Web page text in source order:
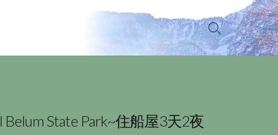
Search
Toggle
State Park~住船屋3天2夜